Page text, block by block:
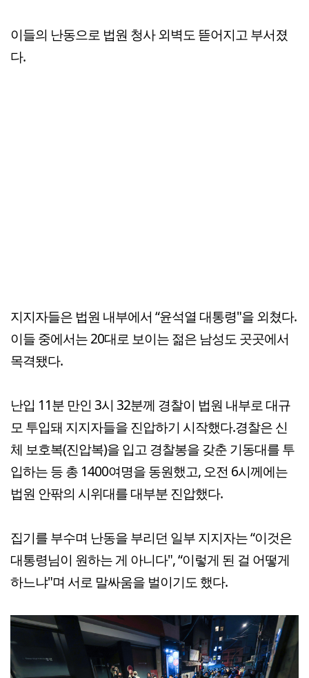
이들의 난동으로 법원 청사 외벽도 뜯어지고 부서졌
다.
지지자들은 법원 내부에서 “윤석열 대통령"을 외쳤다.
이들 중에서는 20대로 보이는 젊은 남성도 곳곳에서
목격됐다.
난입 11분 만인 3시 32분께 경찰이 법원 내부로 대규
모 투입돼 지지자들을 진압하기 시작했다.경찰은 신
체 보호복(진압복)을 입고 경찰봉을 갖춘 기동대를 투
입하는 등 총 1400여명을 동원했고, 오전 6시께에는
법원 안팎의 시위대를 대부분 진압했다.
집기를 부수며 난동을 부리던 일부 지지자는 “이것은
대통령님이 원하는 게 아니다", “이렇게 된 걸 어떻게
하느냐"며 서로 말싸움을 벌이기도 했다.